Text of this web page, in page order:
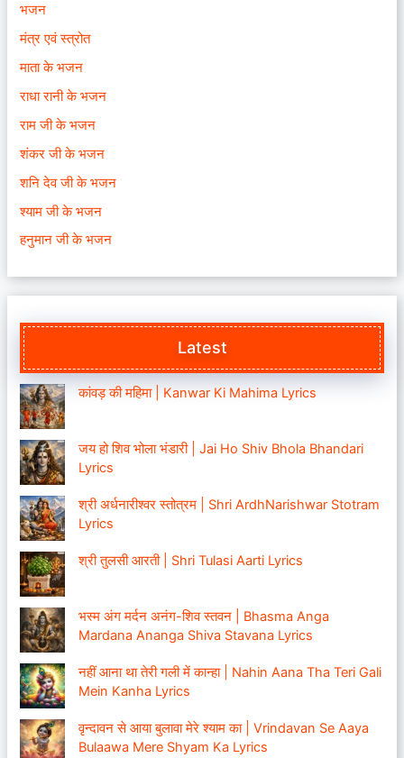
भजन
मंत्र एवं स्त्रोत
माता के भजन
राधा रानी के भजन
राम जी के भजन
शंकर जी के भजन
शनि देव जी के भजन
श्याम जी के भजन
हनुमान जी के भजन
Latest
कांवड़ की महिमा | Kanwar Ki Mahima Lyrics
जय हो शिव भोला भंडारी | Jai Ho Shiv Bhola Bhandari
Lyrics
श्री अर्धनारीश्वर स्तोत्रम | Shri ArdhNarishwar Stotram
Lyrics
श्री तुलसी आरती | Shri Tulasi Aarti Lyrics
भस्म अंग मर्दन अनंग-शिव स्तवन | Bhasma Anga
Mardana Ananga Shiva Stavana Lyrics
नहीं आना था तेरी गली में कान्हा | Nahin Aana Tha Teri Gali
Mein Kanha Lyrics
वृन्दावन से आया बुलावा मेरे श्याम का | Vrindavan Se Aaya
Bulaawa Mere Shyam Ka Lyrics